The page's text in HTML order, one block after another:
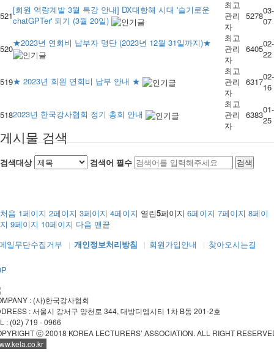
521
[회원 역량계발 3월 특강 안내] DX대항해 시대 '슬기로운
chatGPTer' 되기 (3월 20일)
최고
관리
자
527803-
07
520
★2023년 연회비 납부자 명단 (2023년 12월 31일까지)★
최고
관리
자
640502-
22
519★ 2023년 회원 연회비 납부 안내 ★
최고
관리
자
631702-
16
5182023년 한국강사협회 정기 총회 안내
최고
관리
자
638301-
25
게시물 검색
검색대상 검색어 필수 검색
처음 1페이지 2페이지 3페이지 4페이지 열린5페이지 6페이지 7페이지 8페이
지 9페이지 10페이지 다음 맨끝
일무단수집거부
개인정보처리방침 회원가입안내 찾아오시는길
: (사)한국강사협회
: 서울시 강서구 양천로 344, 대방디엠시티 1차 B동 201-2호
: (02) 719 - 0966
ⓒ 20018 KOREA LECTURERS’ ASSOCIATION. ALL RIGHT